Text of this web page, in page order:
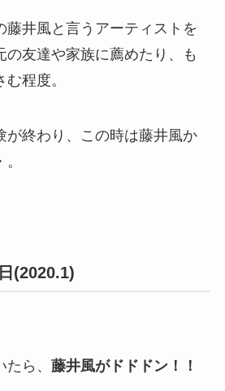
藤井風と言うアーティストを
の友達や家族に薦めたり、も
程度。
が終わり、この時は藤井風か
(2020.1)
ら、 藤井風がドドドン！！